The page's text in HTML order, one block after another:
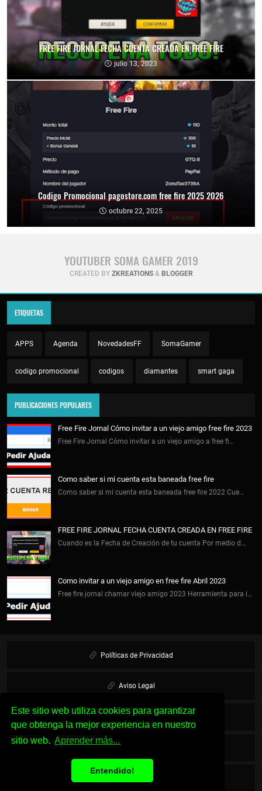
Este sitio web utiliza cookies para garantizar
que obtenga la mejor experiencia en nuestro
sitio web. Aprender más...
Entendido!
FREE FIRE JORNAL FECHA CUENTA CREADA EN FREE FIRE
julio 13, 2023
Codigo Promocional pagostore.com free fire 2025 2026
octubre 22, 2025
YOUTUBER SOMA GAMER 2019
CREATED BY ZKREATIONS& BLOGGER
ETIQUETAS
APPS Agenda NovedadesFF SomaGamer
codigo promocional codigos diamantes smart gaga
PUBLICACIONES POPULARES
Free Fire Jornal Cómo invitar a un viejo amigo free fire 2023
Free Fire Jornal Cómo invitar a un viejo amigo a free fi…
Como saber si mi cuenta esta baneada free fire
Como saber si mi cuenta esta baneada free fire 2022 Cue…
FREE FIRE JORNAL FECHA CUENTA CREADA EN FREE FIRE
Cuando es la Fecha de Creación de tu cuenta Por medio d…
Como invitar a un viejo amigo en free fire Abril 2023
Free fire jornal chamar viejo amigo 2023 Herramienta para i…
Políticas de Privacidad
Aviso Legal
Cookies